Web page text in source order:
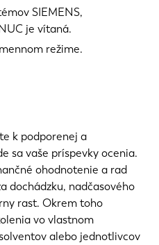
SIEMENS,
je vítaná.
režime.
k podporenej a
sa vaše príspevky ocenia.
ohodnotenie a rad
dochádzku, nadčasového
rast. Okrem toho
vo vlastnom
alebo jednotlivcov
CN